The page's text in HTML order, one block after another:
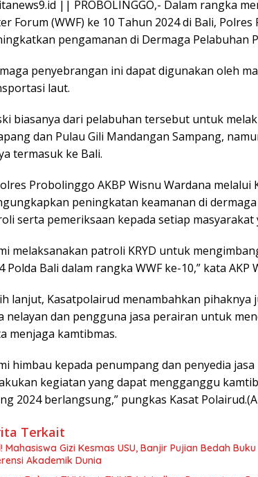
|| PROBOLINGGO,- Dalam rangka
Forum (WWF) ke 10 Tahun 2024 di Bali,
pengamanan di Dermaga Pelabuhan
penyebrangan ini dapat digunakan oleh
laut.
biasanya dari pelabuhan tersebut untuk
dan Pulau Gili Mandangan Sampang,
termasuk ke Bali.
Probolinggo AKBP Wisnu Wardana melalui
peningkatan keamanan di
serta pemeriksaan kepada setiap
melaksanakan patroli KRYD untuk
Polda Bali dalam rangka WWF ke-10,” kata AKP
lanjut, Kasatpolairud menambahkan pihaknya
nelayan dan pengguna jasa perairan untuk
menjaga kamtibmas.
himbau kepada penumpang dan penyedia
kegiatan yang dapat mengganggu
2024 berlangsung,” pungkas Kasat
Terkait
Mahasiswa Gizi Kesmas USU, Banjir Pujian Bedah
Akademik Dunia